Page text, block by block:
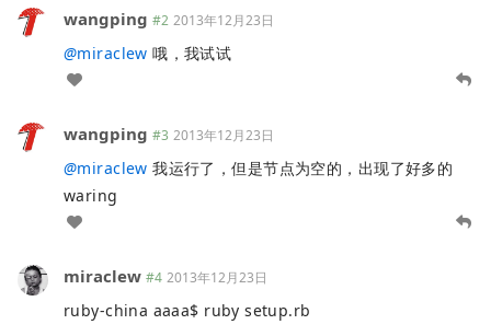
wangping #2 2013年12月23日
@miraclew 哦，我试试
wangping #3 2013年12月23日
@miraclew 我运行了，但是节点为空的，出现了好多的
waring
miraclew #4 2013年12月23日
ruby-china aaaa$ ruby setup.rb